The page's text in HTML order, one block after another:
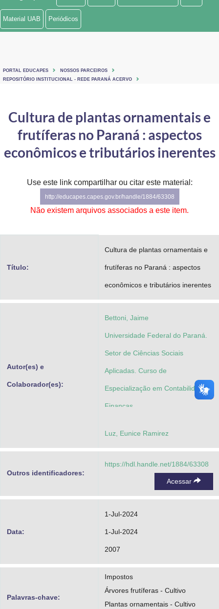
Ministério de Minas e Energia
Ministério do Turismo
Controladoria-Geral da União
Secretaria de Governo
Gabinete de Segurança Institucional
Planalto
Material UAB Periódicos
PORTAL EDUCAPES
NOSSOS PARCEIROS
REPOSITÓRIO INSTITUCIONAL - REDE PARANÁ ACERVO
Cultura de plantas ornamentais e
frutíferas no Paraná : aspectos
econômicos e tributários inerentes
Use este link compartilhar ou citar este material:
http://educapes.capes.gov.br/handle/1884/63308
Não existem arquivos associados a este item.
Título:
Cultura de plantas ornamentais e
frutíferas no Paraná : aspectos
econômicos e tributários inerentes
Autor(es) e
Colaborador(es):
Bettoni, Jaime
Universidade Federal do Paraná.
Setor de Ciências Sociais
Aplicadas. Curso de
Especialização em Contabilidade e
Finanças
Luz, Eunice Ramirez
Outros identificadores:
https://hdl.handle.net/1884/63308
Acessar
Data:
1-Jul-2024
1-Jul-2024
2007
Palavras-chave:
Impostos
Árvores frutíferas - Cultivo
Plantas ornamentais - Cultivo